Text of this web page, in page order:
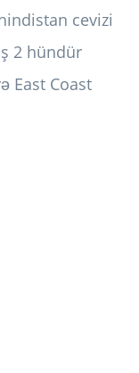
cevizi
2 hündür
East Coast